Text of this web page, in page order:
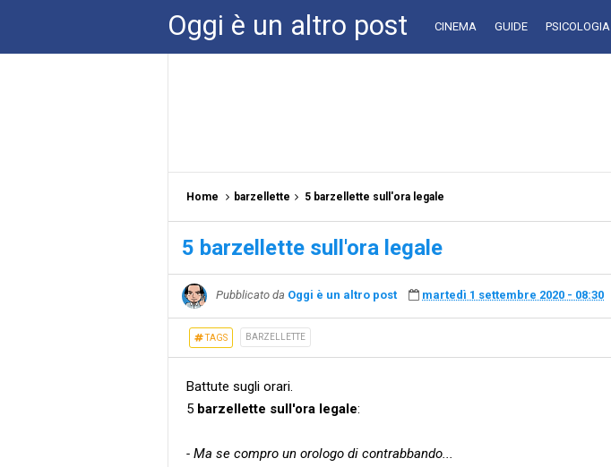
Oggi è un altro post CINEMA GUIDE PSICOLOGIA
Home barzellette 5 barzellette sull'ora legale
5 barzellette sull'ora legale
Pubblicato da Oggi è un altro post martedì 1 settembre 2020 - 08:30
TAGS BARZELLETTE
Battute sugli orari.
5 barzellette sull'ora legale:
- Ma se compro un orologo di contrabbando...